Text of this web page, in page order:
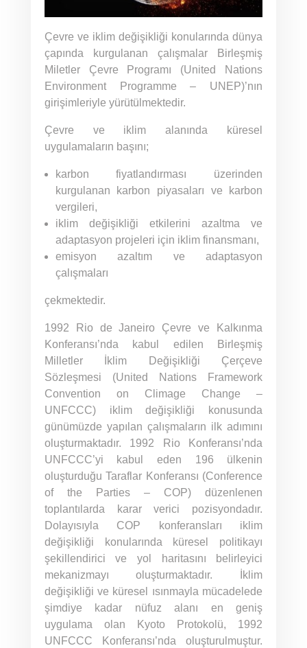
Çevre ve iklim değişikliği konularında dünya
çapında kurgulanan çalışmalar Birleşmiş
Miletler Çevre Programı (United Nations
Environment Programme – UNEP)’nın
girişimleriyle yürütülmektedir.
Çevre ve iklim alanında küresel
uygulamaların başını;
karbon fiyatlandırması üzerinden
kurgulanan karbon piyasaları ve karbon
vergileri,
iklim değişikliği etkilerini azaltma ve
adaptasyon projeleri için iklim finansmanı,
emisyon azaltım ve adaptasyon
çalışmaları
çekmektedir.
1992 Rio de Janeiro Çevre ve Kalkınma
Konferansı’nda kabul edilen Birleşmiş
Milletler İklim Değişikliği Çerçeve
Sözleşmesi (United Nations Framework
Convention on Climage Change –
UNFCCC) iklim değişikliği konusunda
günümüzde yapılan çalışmaların ilk adımını
oluşturmaktadır. 1992 Rio Konferansı’nda
UNFCCC’yi kabul eden 196 ülkenin
oluşturduğu Taraflar Konferansı (Conference
of the Parties – COP) düzenlenen
toplantılarda karar verici pozisyondadır.
Dolayısıyla COP konferansları iklim
değişikliği konularında küresel politikayı
şekillendirici ve yol haritasını belirleyici
mekanizmayı oluşturmaktadır. İklim
değişikliği ve küresel ısınmayla mücadelede
şimdiye kadar nüfuz alanı en geniş
uygulama olan Kyoto Protokolü, 1992
UNFCCC Konferansı’nda oluşturulmuştur.